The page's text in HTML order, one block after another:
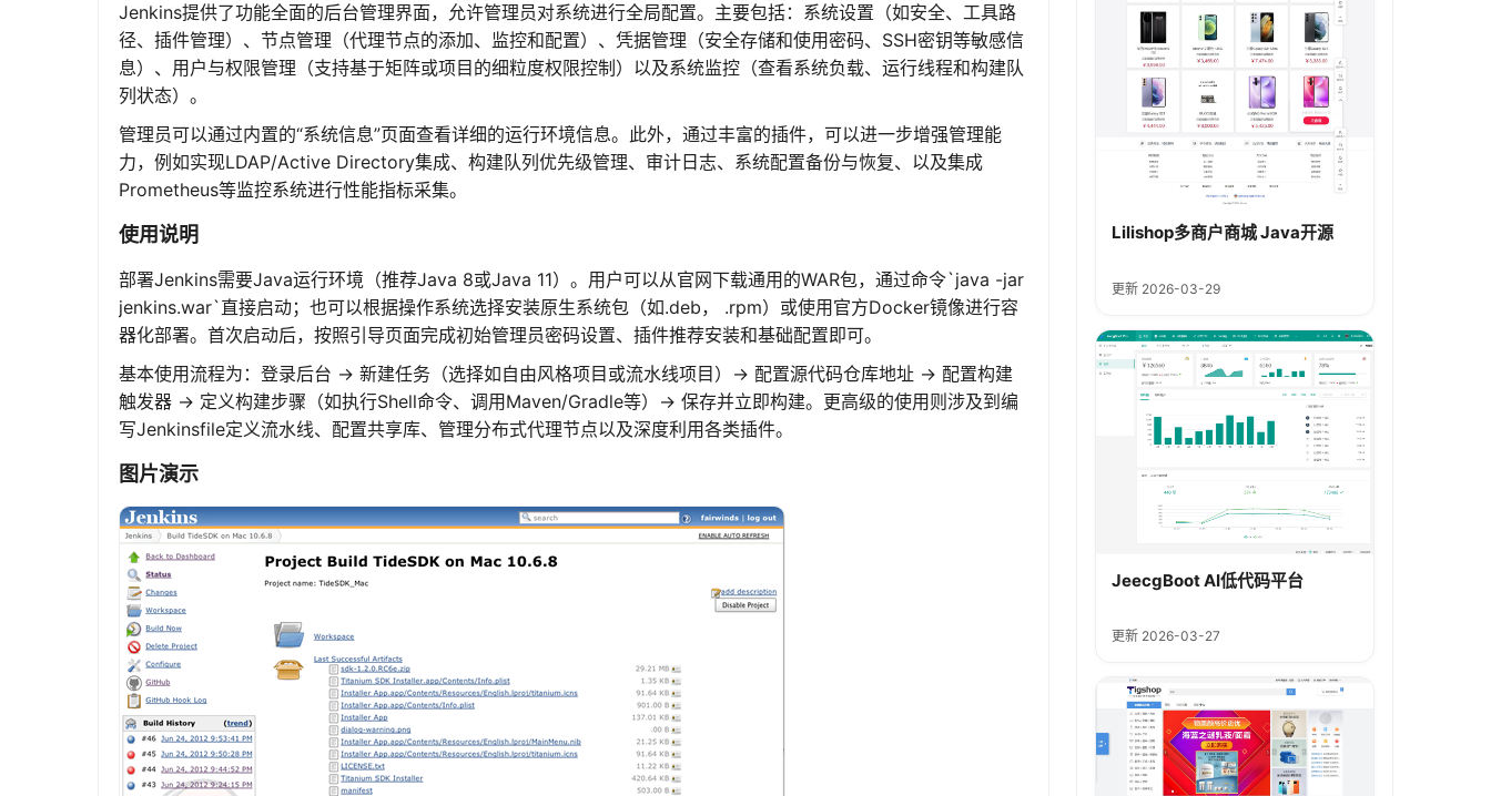
Jenkins提供了功能全面的后台管理界面，允许管理员对系统进行全局配置。主要包括：系统设置（如安全、工具路
径、插件管理）、节点管理（代理节点的添加、监控和配置）、凭据管理（安全存储和使用密码、SSH密钥等敏感信
息）、用户与权限管理（支持基于矩阵或项目的细粒度权限控制）以及系统监控（查看系统负载、运行线程和构建队
列状态）。
管理员可以通过内置的“系统信息”页面查看详细的运行环境信息。此外，通过丰富的插件，可以进一步增强管理能
力，例如实现LDAP/Active Directory集成、构建队列优先级管理、审计日志、系统配置备份与恢复、以及集成
Prometheus等监控系统进行性能指标采集。
使用说明
部署Jenkins需要Java运行环境（推荐Java 8或Java 11）。用户可以从官网下载通用的WAR包，通过命令`java -jar
jenkins.war`直接启动；也可以根据操作系统选择安装原生系统包（如.deb， .rpm）或使用官方Docker镜像进行容
器化部署。首次启动后，按照引导页面完成初始管理员密码设置、插件推荐安装和基础配置即可。
基本使用流程为：登录后台 -> 新建任务（选择如自由风格项目或流水线项目）-> 配置源代码仓库地址 -> 配置构建
触发器 -> 定义构建步骤（如执行Shell命令、调用Maven/Gradle等）-> 保存并立即构建。更高级的使用则涉及到编
写Jenkinsfile定义流水线、配置共享库、管理分布式代理节点以及深度利用各类插件。
图片演示
Lilishop多商户商城 Java开源
更新 2026-03-29
JeecgBoot AI低代码平台
更新 2026-03-27